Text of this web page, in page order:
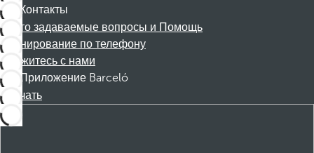
Контакты
Часто задаваемые вопросы и Помощь
Бронирование по телефону
Свяжитесь с нами
Приложение Barceló
Скачать